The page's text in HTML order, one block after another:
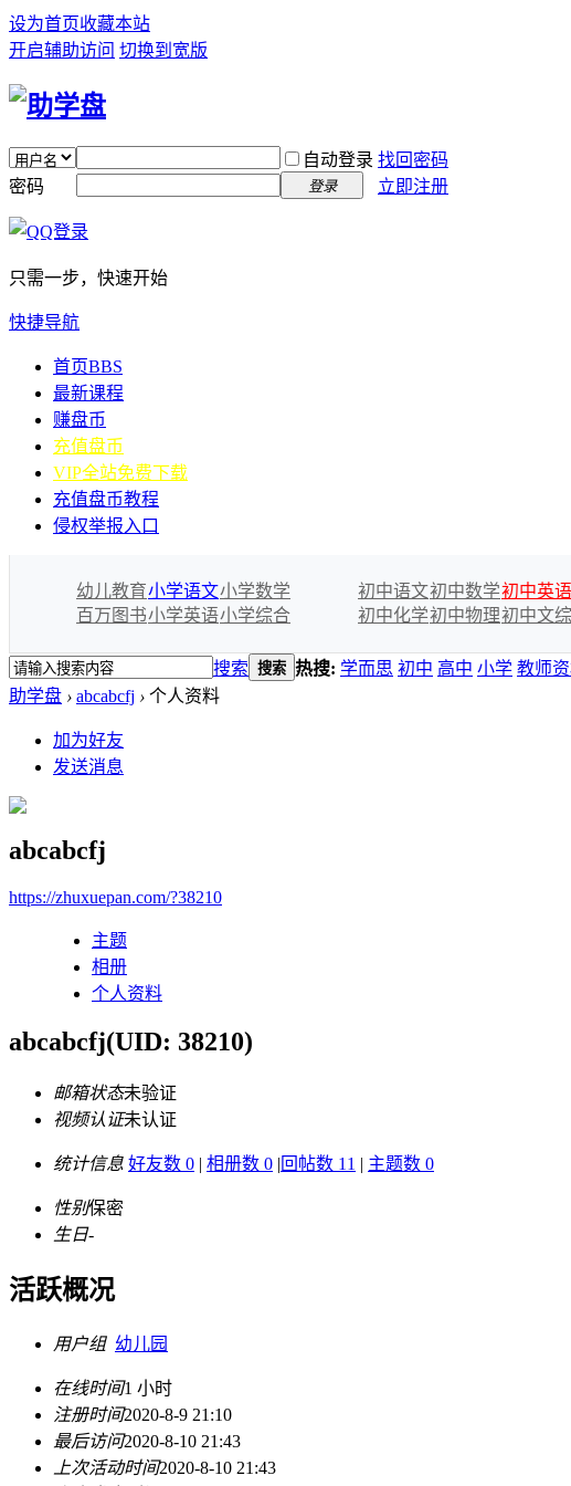
设为首页收藏本站
开启辅助访问 切换到宽版
自动登录 找回密码
密码
登录 立即注册
只需一步，快速开始
快捷导航
首页BBS
最新课程
赚盘币
充值盘币
VIP全站免费下载
充值盘币教程
侵权举报入口
幼儿教育小学语文小学数学
百万图书小学英语小学综合
初中语文初中数学初中英语
初中化学初中物理初中文综
搜索 搜索 热搜: 学而思 初中 高中 小学 教师
助学盘 › abcabcfj › 个人资料
加为好友
发送消息
abcabcfj
https://zhuxuepan.com/?38210
主题
相册
个人资料
abcabcfj(UID: 38210)
邮箱状态未验证
视频认证未认证
统计信息 好友数 0 | 相册数 0 |回帖数 11 | 主题数 0
性别保密
生日-
活跃概况
用户组 幼儿园
在线时间1 小时
注册时间2020-8-9 21:10
最后访问2020-8-10 21:43
上次活动时间2020-8-10 21:43